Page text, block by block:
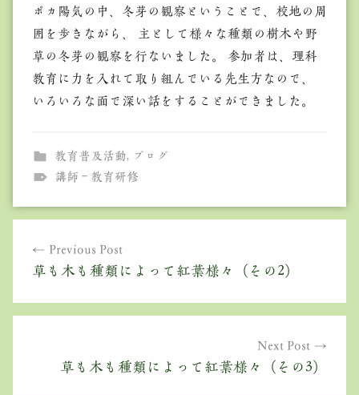
ポカ陽気の中、冬芽の観察ということで、校地の周
囲を歩きながら、 主として様々な種類の樹木や野
草の冬芽の観察を行ないました。 参加者は、理科
教育に力を入れて取り組んでいる先生方なので、
いろいろな面で深い話をすることができました。
教育普及活動, ブログ
講師－教育研修
ビ
Previous Post
草も木も種類によって紅葉様々（その2）
Next Post
草も木も種類によって紅葉様々（その3）